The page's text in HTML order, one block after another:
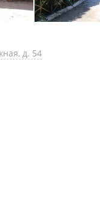
д. 54